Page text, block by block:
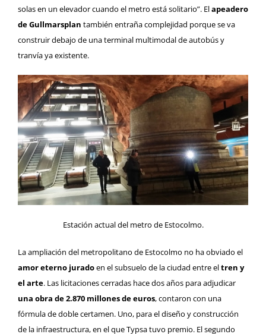
solas en un elevador cuando el metro está solitario”. Elapeadero
de Gullmarsplan también entraña complejidad porque se va
construir debajo de una terminal multimodal de autobús y
tranvía ya existente.
Estación actual del metro de Estocolmo.
La ampliación del metropolitano de Estocolmo no ha obviado el
amor eterno juradoen el subsuelo de la ciudad entre eltren y
el arte. Las licitaciones cerradas hace dos años para adjudicar
una obra de 2.870 millones de euros, contaron con una
fórmula de doble certamen. Uno, para el diseño y construcción
de la infraestructura, en el que Typsa tuvo premio. El segundo